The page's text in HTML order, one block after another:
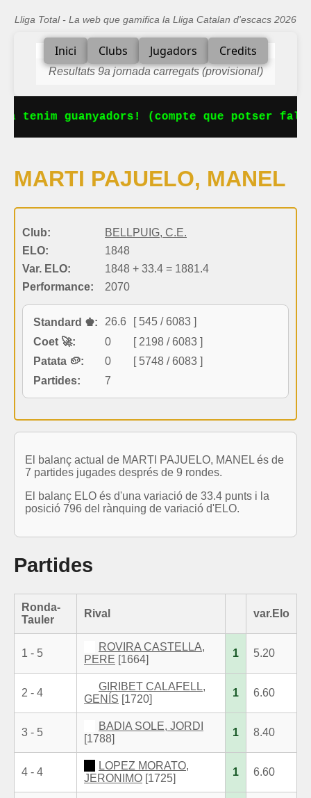
Lliga Total - La web que gamifica la Lliga Catalan d'escacs 2026
Inici Clubs Jugadors Credits
Resultats 9a jornada carregats (provisional)
tenim guanyadors! (compte que potser
MARTI PAJUELO, MANEL
Club:
BELLPUIG, C.E.
ELO:
1848
Var. ELO:
1848 + 33.4 = 1881.4
Performance:
2070
Standard ♚: 26.6
[ 545 / 6083 ]
Coet 🚀:
0
[ 2198 / 6083 ]
Patata 🥔:
0
[ 5748 / 6083 ]
Partides:
7
El balanç actual de MARTI PAJUELO, MANEL és de
7 partides jugades després de 9 rondes.
El balanç ELO és d'una variació de 33.4 punts i la
posició 796 del rànquing de variació d'ELO.
Partides
Ronda-
Tauler
Rival var.Elo
1 - 5
ROVIRA CASTELLA,
PERE [1664]
1 5.20
2 - 4
GIRIBET CALAFELL,
GENÍS [1720]
1 6.60
3 - 5
BADIA SOLE, JORDI
[1788]
1 8.40
4 - 4
LOPEZ MORATO,
JERONIMO [1725]
1 6.60